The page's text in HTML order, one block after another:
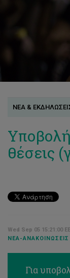
ΝΕΑ &
θέσεις
Wed Sep 05 15:21:00
ΝΈΑ-
Για